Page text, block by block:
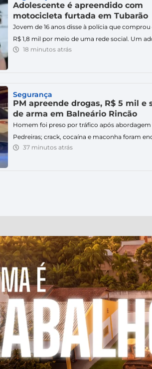
Adolescente é apreendido com
motocicleta furtada em Tubarão
Jovem de 16 anos disse à polícia que
R$ 1,8 mil por meio de uma rede social. Um
16 anos foi apreendido por receptação após ser
18 minutos atrás
Segurança
PM apreende drogas, R$ 5 mil e
de arma em Balneário Rincão
Homem foi preso por tráfico após
Pedreiras; crack, cocaína e maconha foram
uma residência. Um homem foi preso em
37 minutos atrás